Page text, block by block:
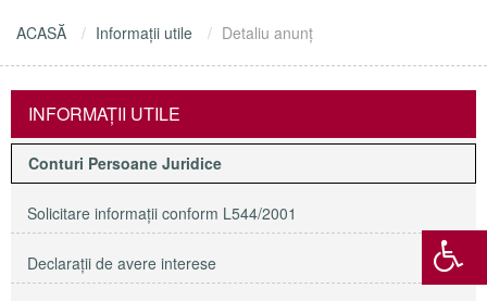
ACASĂ Informaţii utile Detaliu anunţ
INFORMAŢII UTILE
Conturi Persoane Juridice
Solicitare informaţii conform L544/2001
Declaraţii de avere interese